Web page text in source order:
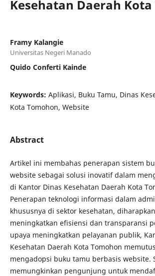
Kesehatan Daerah
Framy Kalangie
Universitas Negeri Manado
Quido Conferti Kainde
Keywords: Aplikasi, Buku Tamu, Dinas
Kota Tomohon, Website
Abstract
Artikel ini membahas penerapan sistem
website sebagai solusi inovatif dalam
di Kantor Dinas Kesehatan Daerah Kota
Penerapan teknologi informasi dalam
khususnya di sektor kesehatan,
meningkatkan efisiensi dan transparansi
upaya meningkatkan pelayanan publik,
Kesehatan Daerah Kota Tomohon
mengadopsi buku tamu berbasis website.
memungkinkan pengunjung untuk